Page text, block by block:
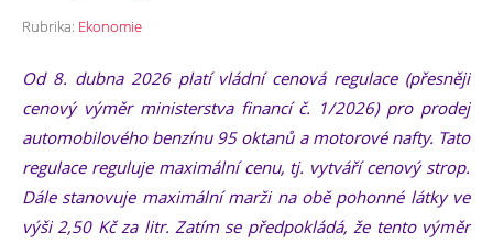
Rubrika: Ekonomie
Od 8. dubna 2026 platí vládní cenová regulace (přesněji
cenový výměr ministerstva financí č. 1/2026) pro prodej
automobilového benzínu 95 oktanů a motorové nafty. Tato
regulace reguluje maximální cenu, tj. vytváří cenový strop.
Dále stanovuje maximální marži na obě pohonné látky ve
výši 2,50 Kč za litr. Zatím se předpokládá, že tento výměr